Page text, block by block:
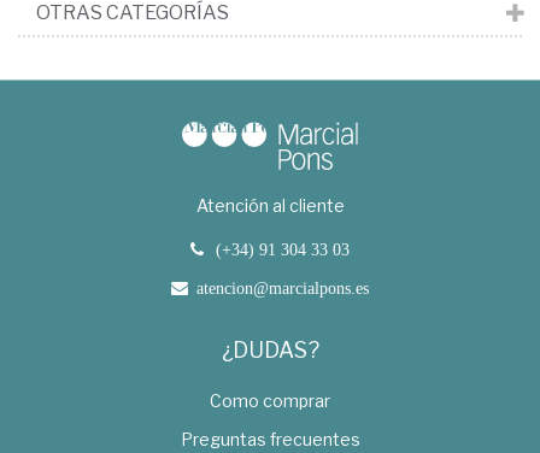
OTRAS CATEGORÍAS
Atención al cliente
(+34) 91 304 33 03
atencion@marcialpons.es
¿DUDAS?
Como comprar
Preguntas frecuentes